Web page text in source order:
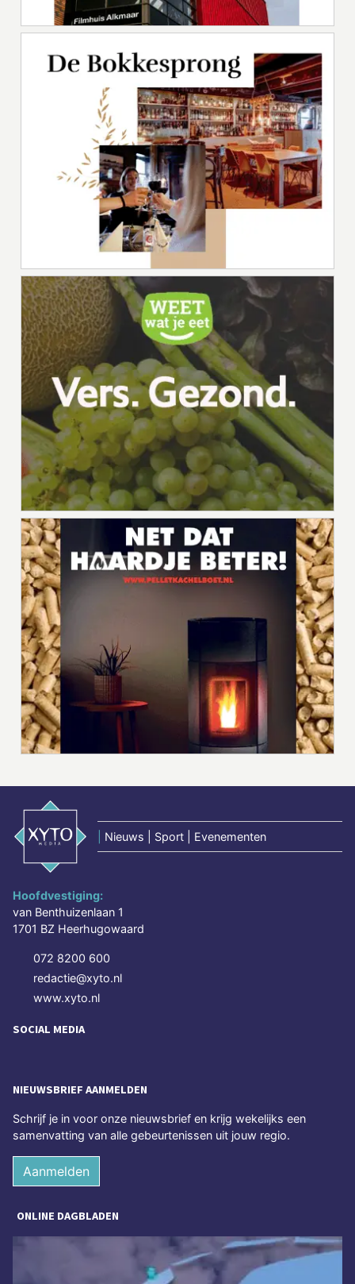
Nieuws | Sport | Evenementen
Hoofdvestiging:
van Benthuizenlaan 1
1701 BZ Heerhugowaard
072 8200 600
redactie@xyto.nl
www.xyto.nl
SOCIAL MEDIA
NIEUWSBRIEF AANMELDEN
Schrijf je in voor onze nieuwsbrief en krijg wekelijks een
samenvatting van alle gebeurtenissen uit jouw regio.
Aanmelden
ONLINE DAGBLADEN